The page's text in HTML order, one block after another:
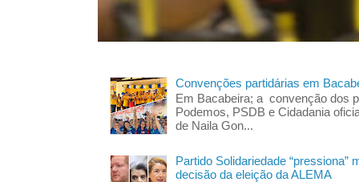
Convenções partidárias em
Em Bacabeira; a convenção dos
Podemos, PSDB e Cidadania
de Naila Gon...
Partido Solidariedade “pressiona”
decisão da eleição da ALEMA